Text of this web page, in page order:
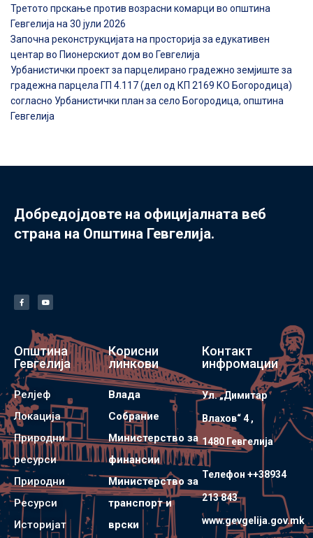
Третото прскање против возрасни комарци во општина
Гевгелија на 30 јули 2026
Започна реконструкцијата на просторија за едукативен
центар во Пионерскиот дом во Гевгелија
Урбанистички проект за парцелирано градежно земјиште за
градежна парцела ГП 4.117 (дел од КП 2169 КО Богородица)
согласно Урбанистички план за село Богородица, општина
Гевгелија
Добредојдовте на официјалната веб
страна на Општина Гевгелија.
Општина
Гевгелија
Релјеф
Локација
Природни
ресурси
Природни
Ресурси
Историјат
Корисни
линкови
Влада
Собрание
Министерство за
финансии
Министерство за
транспорт и
врски
Контакт
инфромации
Ул. „Димитар
Влахов“ 4 ,
1480 Гевгелијa
Телефон ++38934
213 843
www.gevgelija.gov.mk